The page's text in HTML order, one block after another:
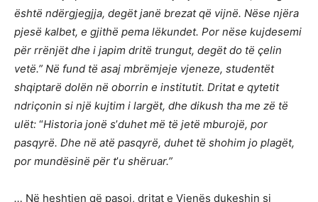
është ndërgjegjja, degët janë brezat që vijnë. Nëse njëra
pjesë kalbet, e gjithë pema lëkundet. Por nëse kujdesemi
për rrënjët dhe i japim dritë trungut, degët do të çelin
vetë.” Në fund të asaj mbrëmjeje vjeneze, studentët
shqiptarë dolën në oborrin e institutit. Dritat e qytetit
ndriçonin si një kujtim i largët, dhe dikush tha me zë të
ulët: “Historia jonë s’duhet më të jetë mburojë, por
pasqyrë. Dhe në atë pasqyrë, duhet të shohim jo plagët,
por mundësinë për t’u shëruar.”
… Në heshtjen që pasoi, dritat e Vjenës dukeshin si